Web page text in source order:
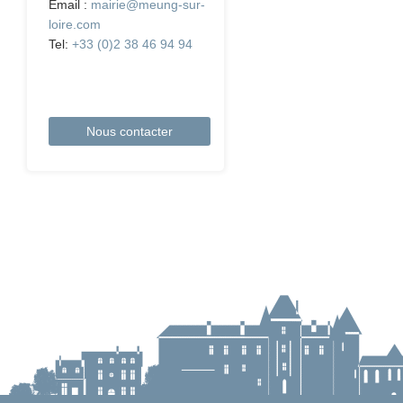
Email : mairie@meung-sur-
loire.com
Tel:+33 (0)2 38 46 94 94
Nous contacter